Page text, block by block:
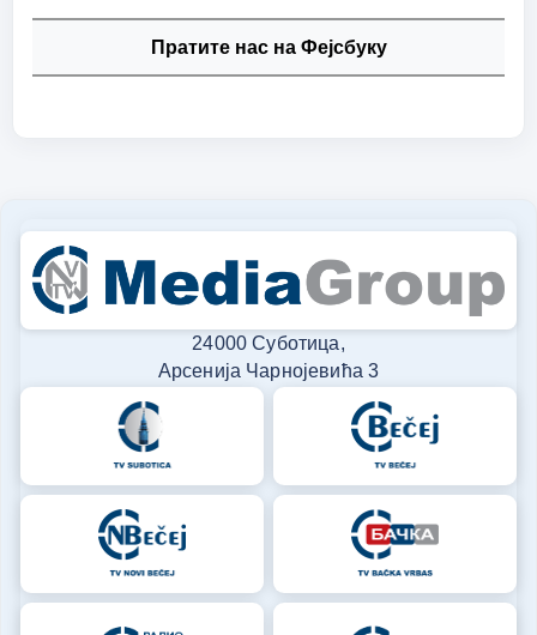
Пратите нас на Фејсбуку
24000 Суботица,
Арсенија Чарнојевића 3